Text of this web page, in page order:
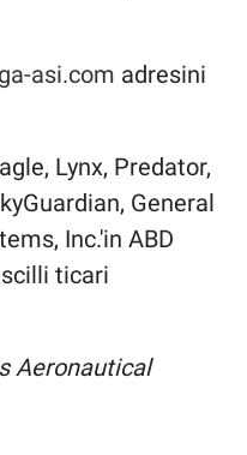
asi.com adresini
Lynx, Predator,
General
Inc.'in ABD
ticari
Aeronautical